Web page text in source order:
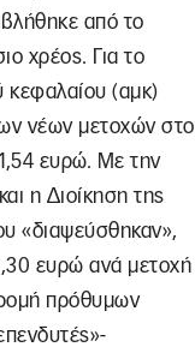
από το
χρέος. Για το
κεφαλαίου (αμκ)
νέων μετοχών στο
ευρώ. Με την
η Διοίκηση της
«διαψεύσθηκαν»,
ευρώ ανά μετοχή
πρόθυμων